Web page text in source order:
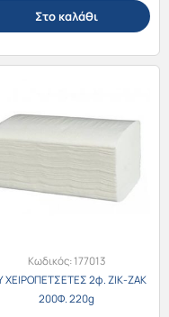
Στο καλάθι
Κωδικός:177013
ΧΕΙΡΟΠΕΤΣΕΤΕΣ 2φ. ΖΙΚ-ΖΑΚ
200Φ. 220g